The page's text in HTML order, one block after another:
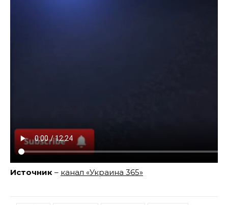
Источник – канал «Украина 365»